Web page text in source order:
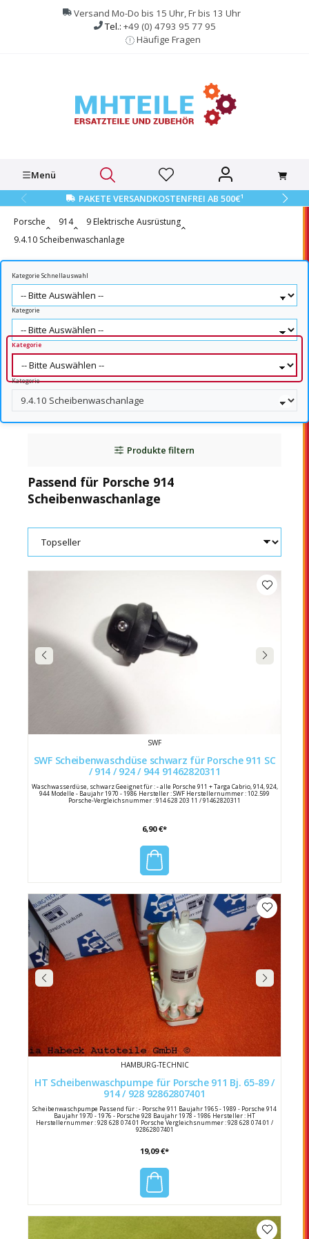
springen
Versand Mo-Do bis 15 Uhr, Fr bis 13 Uhr
Tel.: +49 (0) 4793 95 77 95
Häufige Fragen
Menü
PAKETE VERSANDKOSTENFREI AB 500€1
Porsche 914
9 Elektrische Ausrüstung
9.4.10 Scheibenwaschanlage
Kategorie Schnellauswahl
Kategorie
Kategorie
Kategorie
Produkte filtern
Passend für Porsche 914
Scheibenwaschanlage
SWF
SWF Scheibenwaschdüse schwarz für Porsche 911 SC
/ 914 / 924 / 944 91462820311
Waschwasserdüse, schwarz Geeignet für : - alle Porsche 911 + Targa Cabrio, 914, 924,
944 Modelle - Baujahr 1970 - 1986 Hersteller : SWF Herstellernummer : 102.599
Porsche-Vergleichsnummer : 914 628 203 11 / 91462820311
6,90 €*
HAMBURG-TECHNIC
HT Scheibenwaschpumpe für Porsche 911 Bj. 65-89 /
914 / 928 92862807401
Scheibenwaschpumpe Passend für : - Porsche 911 Baujahr 1965 - 1989 - Porsche 914
Baujahr 1970 - 1976 - Porsche 928 Baujahr 1978 - 1986 Hersteller : HT
Herstellernummer : 928 628 074 01 Porsche Vergleichsnummer : 928 628 074 01 /
92862807401
19,09 €*